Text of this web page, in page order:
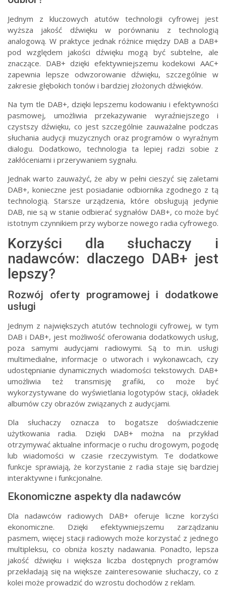
Jednym z kluczowych atutów technologii cyfrowej jest
wyższa jakość dźwięku w porównaniu z technologią
analogową. W praktyce jednak różnice między DAB a DAB+
pod względem jakości dźwięku mogą być subtelne, ale
znaczące. DAB+ dzięki efektywniejszemu kodekowi AAC+
zapewnia lepsze odwzorowanie dźwięku, szczególnie w
zakresie głębokich tonów i bardziej złożonych dźwięków.
Na tym tle DAB+, dzięki lepszemu kodowaniu i efektywności
pasmowej, umożliwia przekazywanie wyraźniejszego i
czystszy dźwięku, co jest szczególnie zauważalne podczas
słuchania audycji muzycznych oraz programów o wyraźnym
dialogu. Dodatkowo, technologia ta lepiej radzi sobie z
zakłóceniami i przerywaniem sygnału.
Jednak warto zauważyć, że aby w pełni cieszyć się zaletami
DAB+, konieczne jest posiadanie odbiornika zgodnego z tą
technologią. Starsze urządzenia, które obsługują jedynie
DAB, nie są w stanie odbierać sygnałów DAB+, co może być
istotnym czynnikiem przy wyborze nowego radia cyfrowego.
Korzyści dla słuchaczy i
nadawców: dlaczego DAB+ jest
lepszy?
Rozwój oferty programowej i dodatkowe
usługi
Jednym z największych atutów technologii cyfrowej, w tym
DAB i DAB+, jest możliwość oferowania dodatkowych usług,
poza samymi audycjami radiowymi. Są to m.in. usługi
multimedialne, informacje o utworach i wykonawcach, czy
udostępnianie dynamicznych wiadomości tekstowych. DAB+
umożliwia też transmisję grafiki, co może być
wykorzystywane do wyświetlania logotypów stacji, okładek
albumów czy obrazów związanych z audycjami.
Dla słuchaczy oznacza to bogatsze doświadczenie
użytkowania radia. Dzięki DAB+ można na przykład
otrzymywać aktualne informacje o ruchu drogowym, pogodę
lub wiadomości w czasie rzeczywistym. Te dodatkowe
funkcje sprawiają, że korzystanie z radia staje się bardziej
interaktywne i funkcjonalne.
Ekonomiczne aspekty dla nadawców
Dla nadawców radiowych DAB+ oferuje liczne korzyści
ekonomiczne. Dzięki efektywniejszemu zarządzaniu
pasmem, więcej stacji radiowych może korzystać z jednego
multipleksu, co obniża koszty nadawania. Ponadto, lepsza
jakość dźwięku i większa liczba dostępnych programów
przekładają się na większe zainteresowanie słuchaczy, co z
kolei może prowadzić do wzrostu dochodów z reklam.